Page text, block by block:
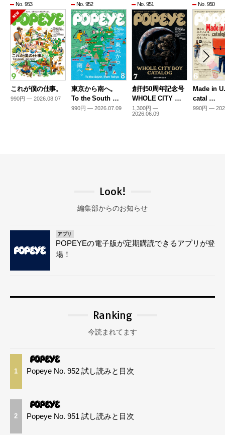
No. 953
これが僕の仕事。
990円 — 2026.08.07
No. 952
東京から南へ。
To the South …
990円 — 2026.07.09
No. 951
創刊50周年記念号
WHOLE CITY …
1,300円 —
2026.06.09
No. 950
Made in
catal …
990円 —
Look!
編集部からのお知らせ
アプリ
POPEYEの電子版が定期購読できるアプリが登
場！
Ranking
今読まれてます
1 Popeye No. 952 試し読みと目次
2 Popeye No. 951 試し読みと目次